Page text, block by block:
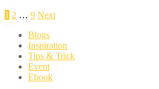
1 2 … 9 Next
Blogs
Inspiration
Tips & Trick
Event
Ebook